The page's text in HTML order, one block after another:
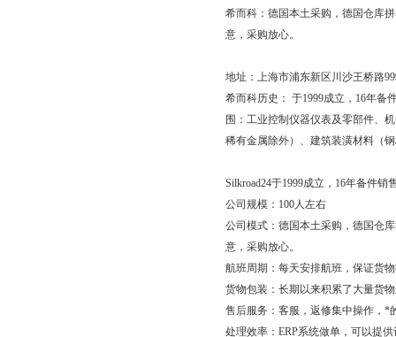
希而科：德国本土采购，德国仓库
意，采购放心。
地址：上海市浦东新区川沙王桥路
希而科历史： 于1999成立， 16年备
围：工业控制仪器仪表及零部件、
稀有金属除外）、建筑装潢材料（
Silkroad24于1999成立， 16年备件销
公司规模： 100人左右
公司模式：德国本土采购，德国仓
意，采购放心。
航班周期：每天安排航班，保证货
货物包装：长期以来积累了大量货
售后服务：客服，返修集中操作，*
处理效率： ERP系统做单，可以提